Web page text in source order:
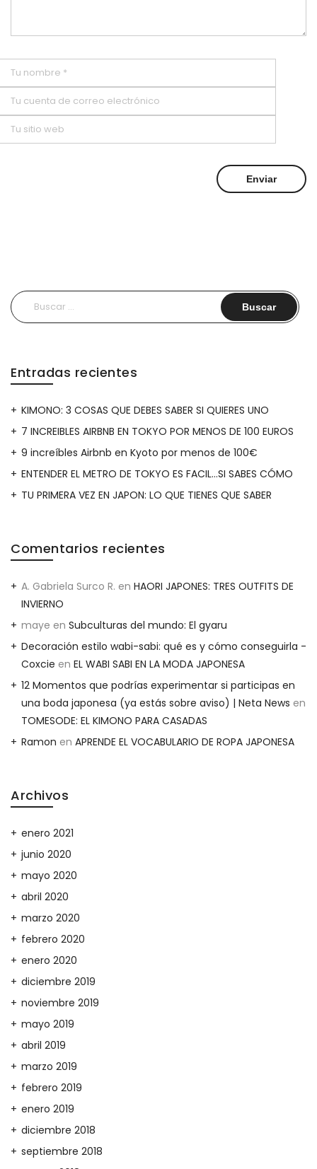
Buscar:
Entradas recientes
KIMONO: 3 COSAS QUE DEBES SABER SI QUIERES UNO
7 INCREIBLES AIRBNB EN TOKYO POR MENOS DE 100 EUROS
9 increíbles Airbnb en Kyoto por menos de 100€
ENTENDER EL METRO DE TOKYO ES FACIL…SI SABES CÓMO
TU PRIMERA VEZ EN JAPON: LO QUE TIENES QUE SABER
Comentarios recientes
A. Gabriela Surco R. en HAORI JAPONES: TRES OUTFITS DE
INVIERNO
maye en Subculturas del mundo: El gyaru
Decoración estilo wabi-sabi: qué es y cómo conseguirla -
Coxcie en EL WABI SABI EN LA MODA JAPONESA
12 Momentos que podrías experimentar si participas en
una boda japonesa (ya estás sobre aviso) | Neta News en
TOMESODE: EL KIMONO PARA CASADAS
Ramon en APRENDE EL VOCABULARIO DE ROPA JAPONESA
Archivos
enero 2021
junio 2020
mayo 2020
abril 2020
marzo 2020
febrero 2020
enero 2020
diciembre 2019
noviembre 2019
mayo 2019
abril 2019
marzo 2019
febrero 2019
enero 2019
diciembre 2018
septiembre 2018